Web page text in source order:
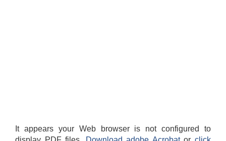
It appears your Web browser is not configured to